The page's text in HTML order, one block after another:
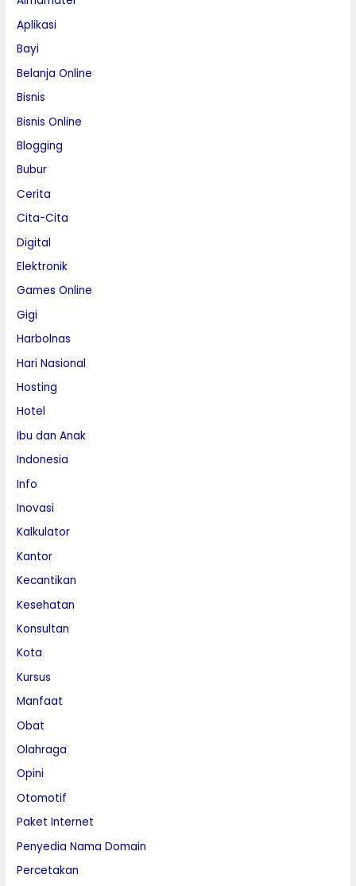
Aplikasi
Bayi
Belanja Online
Bisnis
Bisnis Online
Blogging
Bubur
Cerita
Cita-Cita
Digital
Elektronik
Games Online
Gigi
Harbolnas
Hari Nasional
Hosting
Hotel
Ibu dan Anak
Indonesia
Info
Inovasi
Kalkulator
Kantor
Kecantikan
Kesehatan
Konsultan
Kota
Kursus
Manfaat
Obat
Olahraga
Opini
Otomotif
Paket Internet
Penyedia Nama Domain
Percetakan